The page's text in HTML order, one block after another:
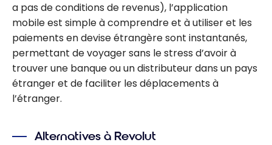
a pas de conditions de revenus), l’application
mobile est simple à comprendre et à utiliser et les
paiements en devise étrangère sont instantanés,
permettant de voyager sans le stress d’avoir à
trouver une banque ou un distributeur dans un pays
étranger et de faciliter les déplacements à
l’étranger.
Alternatives à Revolut